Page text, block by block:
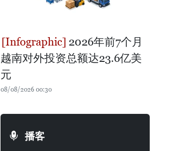
2026年前7个月
越南对外投资总额达23.6亿美
元
08/08/2026 00:30
播客